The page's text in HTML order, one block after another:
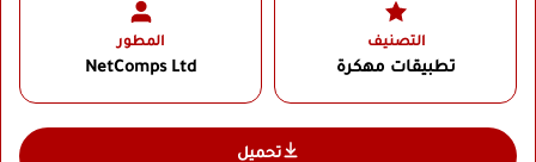
التصنيف
تطبيقات مهكرة
المطور
NetComps Ltd‏
تحميل